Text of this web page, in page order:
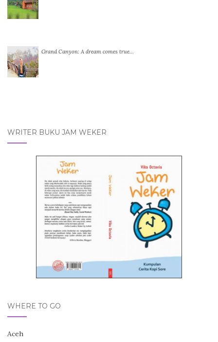
Grand Canyon: A dream comes true…
WRITER BUKU JAM WEKER
WHERE TO GO
Aceh